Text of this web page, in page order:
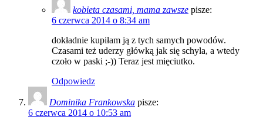
kobieta czasami, mama zawsze pisze:
6 czerwca 2014 o 8:34 am
dokładnie kupiłam ją z tych samych powodów.
Czasami też uderzy główką jak się schyla, a wtedy
czoło w paski ;-)) Teraz jest mięciutko.
Odpowiedz
Dominika Frankowska pisze:
6 czerwca 2014 o 10:53 am